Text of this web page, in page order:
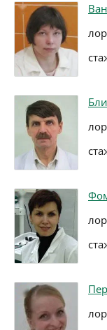
лор
лор
лор
лор